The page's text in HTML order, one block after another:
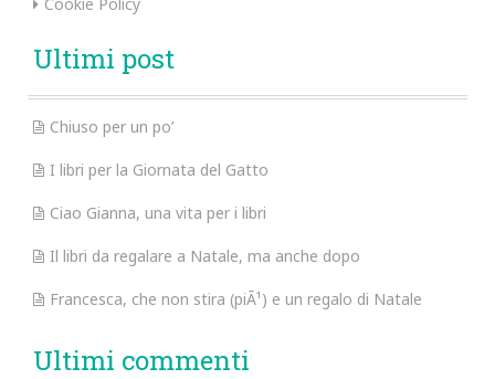
Ultimi post
Chiuso per un po’
I libri per la Giornata del Gatto
Ciao Gianna, una vita per i libri
Il libri da regalare a Natale, ma anche dopo
Francesca, che non stira (piÃ¹) e un regalo di Natale
Ultimi commenti